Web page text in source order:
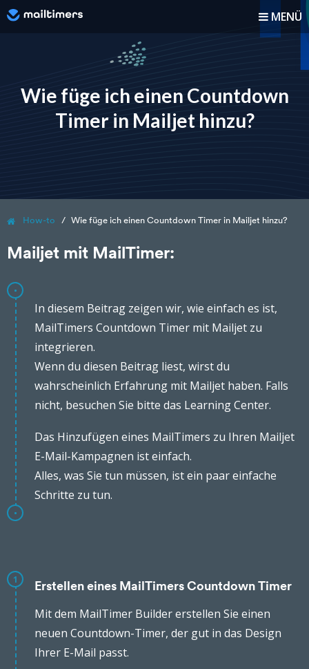
MENÜ
Wie funktioniert es?
Blog
Wie füge ich einen Countdown
Timer in Mailjet hinzu?
How-to Wie füge ich einen Countdown Timer in Mailjet hinzu?
Mailjet mit MailTimer:
In diesem Beitrag zeigen wir, wie einfach es ist,
MailTimers Countdown Timer mit Mailjet zu
integrieren.
Wenn du diesen Beitrag liest, wirst du
wahrscheinlich Erfahrung mit Mailjet haben. Falls
nicht, besuchen Sie bitte das Learning Center.
Das Hinzufügen eines MailTimers zu Ihren Mailjet
E-Mail-Kampagnen ist einfach.
Alles, was Sie tun müssen, ist ein paar einfache
Schritte zu tun.
1
Erstellen eines MailTimers Countdown Timer
Mit dem MailTimer Builder erstellen Sie einen
neuen Countdown-Timer, der gut in das Design
Ihrer E-Mail passt.